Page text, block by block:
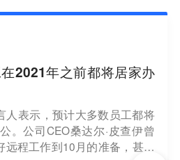
2021年之前都将居家办
人表示，预计大多数员工都将
。公司CEO桑达尔·皮查伊曾
远程工作到10月的准备，甚至